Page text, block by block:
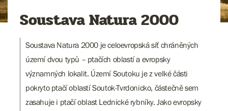
Soustava Natura 2000
Soustava Natura 2000 je celoevropská síť chráněných
území dvou typů – ptačích oblastí a evropsky
významných lokalit. Území Soutoku je z velké části
pokryto ptačí oblastí Soutok-Tvrdonicko, částečně sem
zasahuje i ptačí oblast Lednické rybníky. Jako evropsky